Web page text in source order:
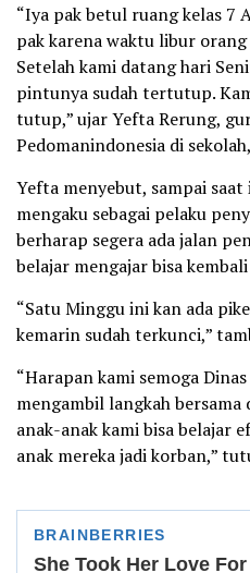
“Iya pak betul ruang kelas 7
pak karena waktu libur
Setelah kami datang hari
pintunya sudah tertutup.
tutup,” ujar Yefta Rerung,
Pedomanindonesia di
Yefta menyebut, sampai
mengaku sebagai pelaku
berharap segera ada jalan
belajar mengajar bisa
“Satu Minggu ini kan ada
kemarin sudah terkunci,”
“Harapan kami semoga
mengambil langkah
anak-anak kami bisa belajar
anak mereka jadi korban,”